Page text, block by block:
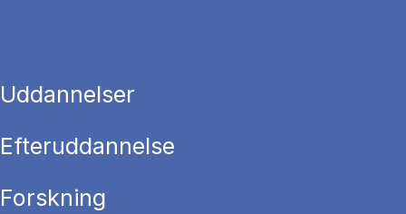
Uddannelser
Efteruddannelse
Forskning